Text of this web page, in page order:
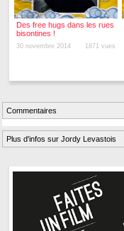
Des free hugs dans les rues
bisontines !
30 novembre 2014 1871 vues
Commentaires
Plus d'infos sur Jordy Levastois